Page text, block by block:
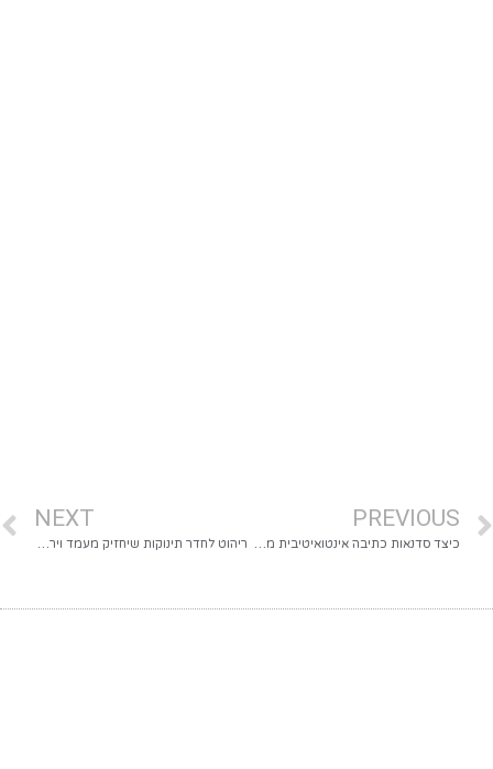
PREVIOUS
כיצד סדנאות כתיבה אינטואיטיבית משחררות חסמים רגשיים ומובילות לשינוי אמיתי?
NEXT
ריהוט לחדר תינוקות שיחזיק מעמד ויראה טוב – איך לבחור נכון?